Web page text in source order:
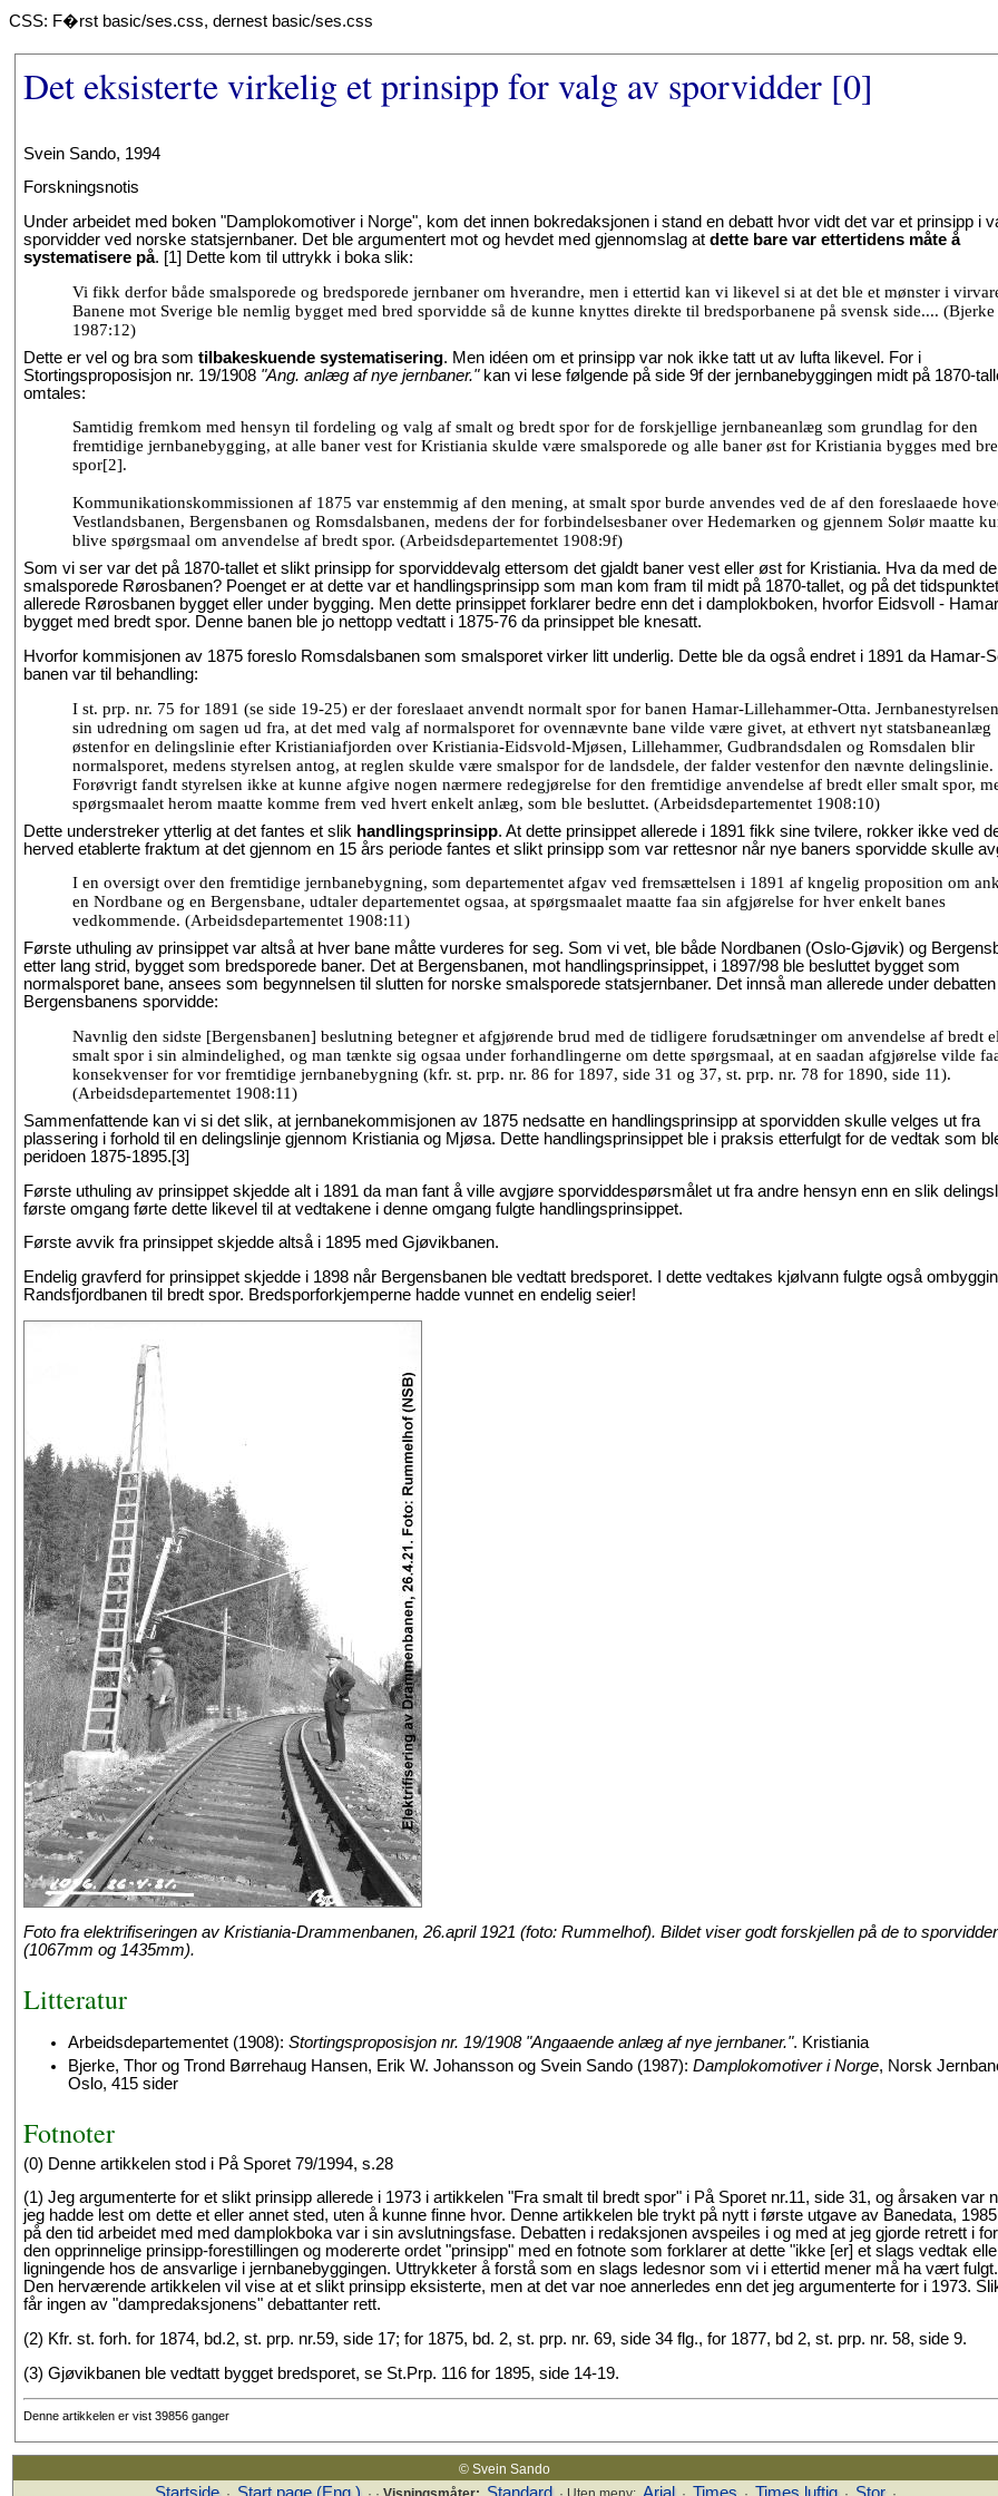
CSS: F�rst basic/ses.css, dernest basic/ses.css
Det eksisterte virkelig et prinsipp for valg av sporvidder [0]
Svein Sando, 1994
Forskningsnotis
Under arbeidet med boken "Damplokomotiver i Norge", kom det innen bokredaksjonen i stand en debatt hvor vidt det var et prinsipp i
sporvidder ved norske statsjernbaner. Det ble argumentert mot og hevdet med gjennomslag at dette bare var ettertidens måte å
systematisere på. [1] Dette kom til uttrykk i boka slik:
Vi fikk derfor både smalsporede og bredsporede jernbaner om hverandre, men i ettertid kan vi likevel si at det ble et mønster i
Banene mot Sverige ble nemlig bygget med bred sporvidde så de kunne knyttes direkte til bredsporbanene på svensk side.... (Bjerke
1987:12)
Dette er vel og bra som tilbakeskuende systematisering. Men idéen om et prinsipp var nok ikke tatt ut av lufta likevel. For i
Stortingsproposisjon nr. 19/1908 "Ang. anlæg af nye jernbaner."kan vi lese følgende på side 9f der jernbanebyggingen midt på 1870-
omtales:
Samtidig fremkom med hensyn til fordeling og valg af smalt og bredt spor for de forskjellige jernbaneanlæg som grundlag for den
fremtidige jernbanebygging, at alle baner vest for Kristiania skulde være smalsporede og alle baner øst for Kristiania bygges med
spor[2].
Kommunikationskommissionen af 1875 var enstemmig af den mening, at smalt spor burde anvendes ved de af den foreslaaede
Vestlandsbanen, Bergensbanen og Romsdalsbanen, medens der for forbindelsesbaner over Hedemarken og gjennem Solør maatte
blive spørgsmaal om anvendelse af bredt spor. (Arbeidsdepartementet 1908:9f)
Som vi ser var det på 1870-tallet et slikt prinsipp for sporviddevalg ettersom det gjaldt baner vest eller øst for Kristiania. Hva da med
smalsporede Rørosbanen? Poenget er at dette var et handlingsprinsipp som man kom fram til midt på 1870-tallet, og på det
allerede Rørosbanen bygget eller under bygging. Men dette prinsippet forklarer bedre enn det i damplokboken, hvorfor Eidsvoll -
bygget med bredt spor. Denne banen ble jo nettopp vedtatt i 1875-76 da prinsippet ble knesatt.
Hvorfor kommisjonen av 1875 foreslo Romsdalsbanen som smalsporet virker litt underlig. Dette ble da også endret i 1891 da Hamar-
banen var til behandling:
I st. prp. nr. 75 for 1891 (se side 19-25) er der foreslaaet anvendt normalt spor for banen Hamar-Lillehammer-Otta.
sin udredning om sagen ud fra, at det med valg af normalsporet for ovennævnte bane vilde være givet, at ethvert nyt statsbaneanlæg
østenfor en delingslinie efter Kristianiafjorden over Kristiania-Eidsvold-Mjøsen, Lillehammer, Gudbrandsdalen og Romsdalen blir
normalsporet, medens styrelsen antog, at reglen skulde være smalspor for de landsdele, der falder vestenfor den nævnte delingslinie.
Forøvrigt fandt styrelsen ikke at kunne afgive nogen nærmere redegjørelse for den fremtidige anvendelse af bredt eller smalt spor,
spørgsmaalet herom maatte komme frem ved hvert enkelt anlæg, som ble besluttet. (Arbeidsdepartementet 1908:10)
Dette understreker ytterlig at det fantes et slik handlingsprinsipp. At dette prinsippet allerede i 1891 fikk sine tvilere, rokker ikke ved
herved etablerte fraktum at det gjennom en 15 års periode fantes et slikt prinsipp som var rettesnor når nye baners sporvidde skulle
I en oversigt over den fremtidige jernbanebygning, som departementet afgav ved fremsættelsen i 1891 af kngelig proposition om
en Nordbane og en Bergensbane, udtaler departementet ogsaa, at spørgsmaalet maatte faa sin afgjørelse for hver enkelt banes
vedkommende. (Arbeidsdepartementet 1908:11)
Første uthuling av prinsippet var altså at hver bane måtte vurderes for seg. Som vi vet, ble både Nordbanen (Oslo-Gjøvik) og
etter lang strid, bygget som bredsporede baner. Det at Bergensbanen, mot handlingsprinsippet, i 1897/98 ble besluttet bygget som
normalsporet bane, ansees som begynnelsen til slutten for norske smalsporede statsjernbaner. Det innså man allerede under
Bergensbanens sporvidde:
Navnlig den sidste [Bergensbanen] beslutning betegner et afgjørende brud med de tidligere forudsætninger om anvendelse af bredt
smalt spor i sin almindelighed, og man tænkte sig ogsaa under forhandlingerne om dette spørgsmaal, at en saadan afgjørelse vilde
konsekvenser for vor fremtidige jernbanebygning (kfr. st. prp. nr. 86 for 1897, side 31 og 37, st. prp. nr. 78 for 1890, side 11).
(Arbeidsdepartementet 1908:11)
Sammenfattende kan vi si det slik, at jernbanekommisjonen av 1875 nedsatte en handlingsprinsipp at sporvidden skulle velges ut fra
plassering i forhold til en delingslinje gjennom Kristiania og Mjøsa. Dette handlingsprinsippet ble i praksis etterfulgt for de vedtak som
peridoen 1875-1895.[3]
Første uthuling av prinsippet skjedde alt i 1891 da man fant å ville avgjøre sporviddespørsmålet ut fra andre hensyn enn en slik
første omgang førte dette likevel til at vedtakene i denne omgang fulgte handlingsprinsippet.
Første avvik fra prinsippet skjedde altså i 1895 med Gjøvikbanen.
Endelig gravferd for prinsippet skjedde i 1898 når Bergensbanen ble vedtatt bredsporet. I dette vedtakes kjølvann fulgte også
Randsfjordbanen til bredt spor. Bredsporforkjemperne hadde vunnet en endelig seier!
Foto fra elektrifiseringen av Kristiania-Drammenbanen, 26.april 1921 (foto: Rummelhof). Bildet viser godt forskjellen på de to
(1067mm og 1435mm).
Litteratur
Arbeidsdepartementet (1908): Stortingsproposisjon nr. 19/1908 "Angaaende anlæg af nye jernbaner.". Kristiania
Bjerke, Thor og Trond Børrehaug Hansen, Erik W. Johansson og Svein Sando (1987): Damplokomotiver i Norge, Norsk
Oslo, 415 sider
Fotnoter
(0) Denne artikkelen stod i På Sporet 79/1994, s.28
(1) Jeg argumenterte for et slikt prinsipp allerede i 1973 i artikkelen "Fra smalt til bredt spor" i På Sporet nr.11, side 31, og årsaken var
jeg hadde lest om dette et eller annet sted, uten å kunne finne hvor. Denne artikkelen ble trykt på nytt i første utgave av Banedata,
på den tid arbeidet med med damplokboka var i sin avslutningsfase. Debatten i redaksjonen avspeiles i og med at jeg gjorde retrett i
den opprinnelige prinsipp-forestillingen og modererte ordet "prinsipp" med en fotnote som forklarer at dette "ikke [er] et slags vedtak
ligningende hos de ansvarlige i jernbanebyggingen. Uttrykketer å forstå som en slags ledesnor som vi i ettertid mener må ha vært
Den herværende artikkelen vil vise at et slikt prinsipp eksisterte, men at det var noe annerledes enn det jeg argumenterte for i 1973.
får ingen av "dampredaksjonens" debattanter rett.
(2) Kfr. st. forh. for 1874, bd.2, st. prp. nr.59, side 17; for 1875, bd. 2, st. prp. nr. 69, side 34 flg., for 1877, bd 2, st. prp. nr. 58, side 9.
(3) Gjøvikbanen ble vedtatt bygget bredsporet, se St.Prp. 116 for 1895, side 14-19.
Denne artikkelen er vist 39856 ganger
© Svein Sando